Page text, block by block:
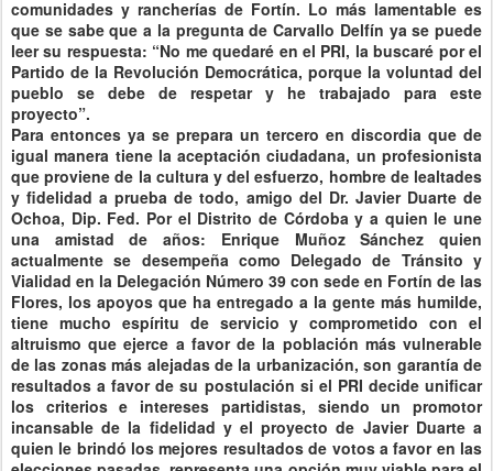
comunidades y rancherías de Fortín. Lo más lamentable es
que se sabe que a la pregunta de Carvallo Delfín ya se puede
leer su respuesta: “No me quedaré en el PRI, la buscaré por el
Partido de la Revolución Democrática, porque la voluntad del
pueblo se debe de respetar y he trabajado para este
proyecto”.
Para entonces ya se prepara un tercero en discordia que de
igual manera tiene la aceptación ciudadana, un profesionista
que proviene de la cultura y del esfuerzo, hombre de lealtades
y fidelidad a prueba de todo, amigo del Dr. Javier Duarte de
Ochoa, Dip. Fed. Por el Distrito de Córdoba y a quien le une
una amistad de años: Enrique Muñoz Sánchez quien
actualmente se desempeña como Delegado de Tránsito y
Vialidad en la Delegación Número 39 con sede en Fortín de las
Flores, los apoyos que ha entregado a la gente más humilde,
tiene mucho espíritu de servicio y comprometido con el
altruismo que ejerce a favor de la población más vulnerable
de las zonas más alejadas de la urbanización, son garantía de
resultados a favor de su postulación si el PRI decide unificar
los criterios e intereses partidistas, siendo un promotor
incansable de la fidelidad y el proyecto de Javier Duarte a
quien le brindó los mejores resultados de votos a favor en las